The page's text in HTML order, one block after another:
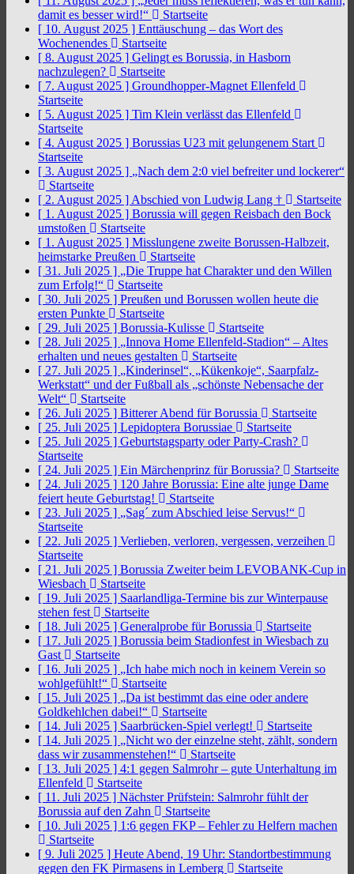
damit es besser wird!“
Startseite
[ 10. August 2025 ] Enttäuschung – das Wort des
Wochenendes
Startseite
[ 8. August 2025 ] Gelingt es Borussia, in Hasborn
nachzulegen?
Startseite
[ 7. August 2025 ] Groundhopper-Magnet Ellenfeld
Startseite
[ 5. August 2025 ] Tim Klein verlässt das Ellenfeld
Startseite
[ 4. August 2025 ] Borussias U23 mit gelungenem Start
Startseite
[ 3. August 2025 ] „Nach dem 2:0 viel befreiter und lockerer“
Startseite
[ 2. August 2025 ] Abschied von Ludwig Lang †
Startseite
[ 1. August 2025 ] Borussia will gegen Reisbach den Bock
umstoßen
Startseite
[ 1. August 2025 ] Misslungene zweite Borussen-Halbzeit,
heimstarke Preußen
Startseite
[ 31. Juli 2025 ] „Die Truppe hat Charakter und den Willen
zum Erfolg!“
Startseite
[ 30. Juli 2025 ] Preußen und Borussen wollen heute die
ersten Punkte
Startseite
[ 29. Juli 2025 ] Borussia-Kulisse
Startseite
[ 28. Juli 2025 ] „Innova Home Ellenfeld-Stadion“ – Altes
erhalten und neues gestalten
Startseite
[ 27. Juli 2025 ] „Kinderinsel“, „Kükenkoje“, Saarpfalz-
Werkstatt“ und der Fußball als „schönste Nebensache der
Welt“
Startseite
[ 26. Juli 2025 ] Bitterer Abend für Borussia
Startseite
[ 25. Juli 2025 ] Lepidoptera Borussiae
Startseite
[ 25. Juli 2025 ] Geburtstagsparty oder Party-Crash?
Startseite
[ 24. Juli 2025 ] Ein Märchenprinz für Borussia?
Startseite
[ 24. Juli 2025 ] 120 Jahre Borussia: Eine alte junge Dame
feiert heute Geburtstag!
Startseite
[ 23. Juli 2025 ] „Sag´ zum Abschied leise Servus!“
Startseite
[ 22. Juli 2025 ] Verlieben, verloren, vergessen, verzeihen
Startseite
[ 21. Juli 2025 ] Borussia Zweiter beim LEVOBANK-Cup in
Wiesbach
Startseite
[ 19. Juli 2025 ] Saarlandliga-Termine bis zur Winterpause
stehen fest
Startseite
[ 18. Juli 2025 ] Generalprobe für Borussia
Startseite
[ 17. Juli 2025 ] Borussia beim Stadionfest in Wiesbach zu
Gast
Startseite
[ 16. Juli 2025 ] „Ich habe mich noch in keinem Verein so
wohlgefühlt!“
Startseite
[ 15. Juli 2025 ] „Da ist bestimmt das eine oder andere
Goldkehlchen dabei!“
Startseite
[ 14. Juli 2025 ] Saarbrücken-Spiel verlegt!
Startseite
[ 14. Juli 2025 ] „Nicht wo der einzelne steht, zählt, sondern
dass wir zusammenstehen!“
Startseite
[ 13. Juli 2025 ] 4:1 gegen Salmrohr – gute Unterhaltung im
Ellenfeld
Startseite
[ 11. Juli 2025 ] Nächster Prüfstein: Salmrohr fühlt der
Borussia auf den Zahn
Startseite
[ 10. Juli 2025 ] 1:6 gegen FKP – Fehler zu Helfern machen
Startseite
[ 9. Juli 2025 ] Heute Abend, 19 Uhr: Standortbestimmung
gegen den FK Pirmasens in Lemberg
Startseite